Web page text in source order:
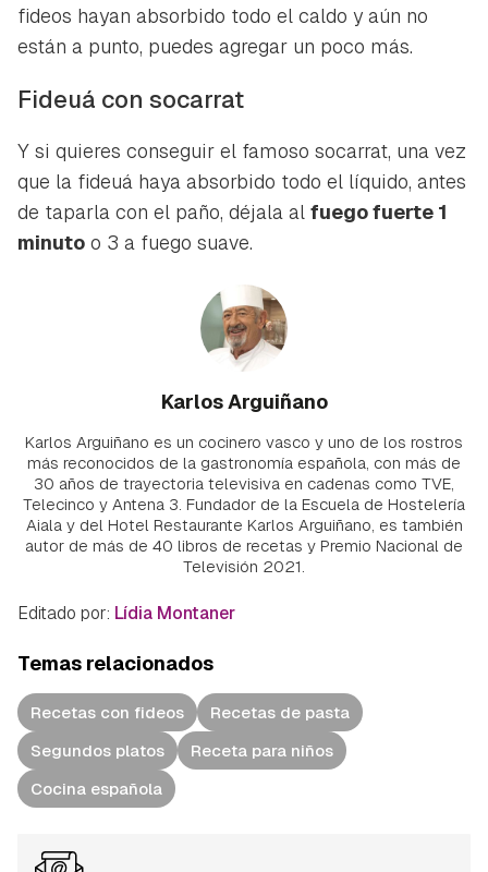
fideos hayan absorbido todo el caldo y aún no
están a punto, puedes agregar un poco más.
Fideuá con socarrat
Y si quieres conseguir el famoso socarrat, una vez
que la fideuá haya absorbido todo el líquido, antes
de taparla con el paño, déjala al fuego fuerte 1
minuto o 3 a fuego suave.
Karlos Arguiñano
Karlos Arguiñano es un cocinero vasco y uno de los rostros
más reconocidos de la gastronomía española, con más de
30 años de trayectoria televisiva en cadenas como TVE,
Telecinco y Antena 3. Fundador de la Escuela de Hostelería
Aiala y del Hotel Restaurante Karlos Arguiñano, es también
autor de más de 40 libros de recetas y Premio Nacional de
Televisión 2021.
Editado por: Lídia Montaner
Temas relacionados
Recetas con fideos
Recetas de pasta
Segundos platos
Receta para niños
Cocina española